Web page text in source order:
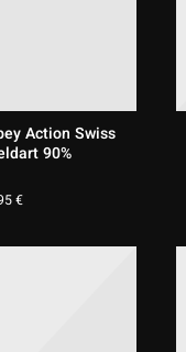
Action Swiss
90%
€